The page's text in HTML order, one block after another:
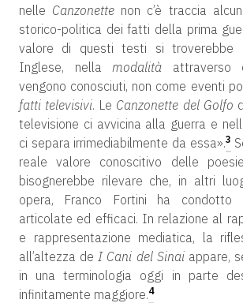
nelle Canzonette non c’è traccia
storico-politica dei fatti della prima
valore di questi testi si troverebbe
Inglese, nella modalità attraverso
vengono conosciuti, non come eventi
fatti televisivi. Le Canzonette del Golfo
televisione ci avvicina alla guerra e
ci separa irrimediabilmente da essa».3
reale valore conoscitivo delle
bisognerebbe rilevare che, in altri
opera, Franco Fortini ha condotto
articolate ed efficaci. In relazione al
e rappresentazione mediatica, la
all’altezza deI Cani del Sinaiappare,
in una terminologia oggi in parte
infinitamente maggiore.4